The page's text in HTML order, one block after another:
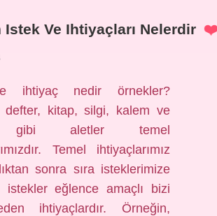
Istek Ve Ihtiyaçları Nelerdir
ihtiyaç nedir örnekler?
defter, kitap, silgi, kalem ve
gibi aletler temel
Temel ihtiyaçlarımız
sonra sıra isteklerimize
istekler eğlence amaçlı bizi
ihtiyaçlardır. Örneğin,